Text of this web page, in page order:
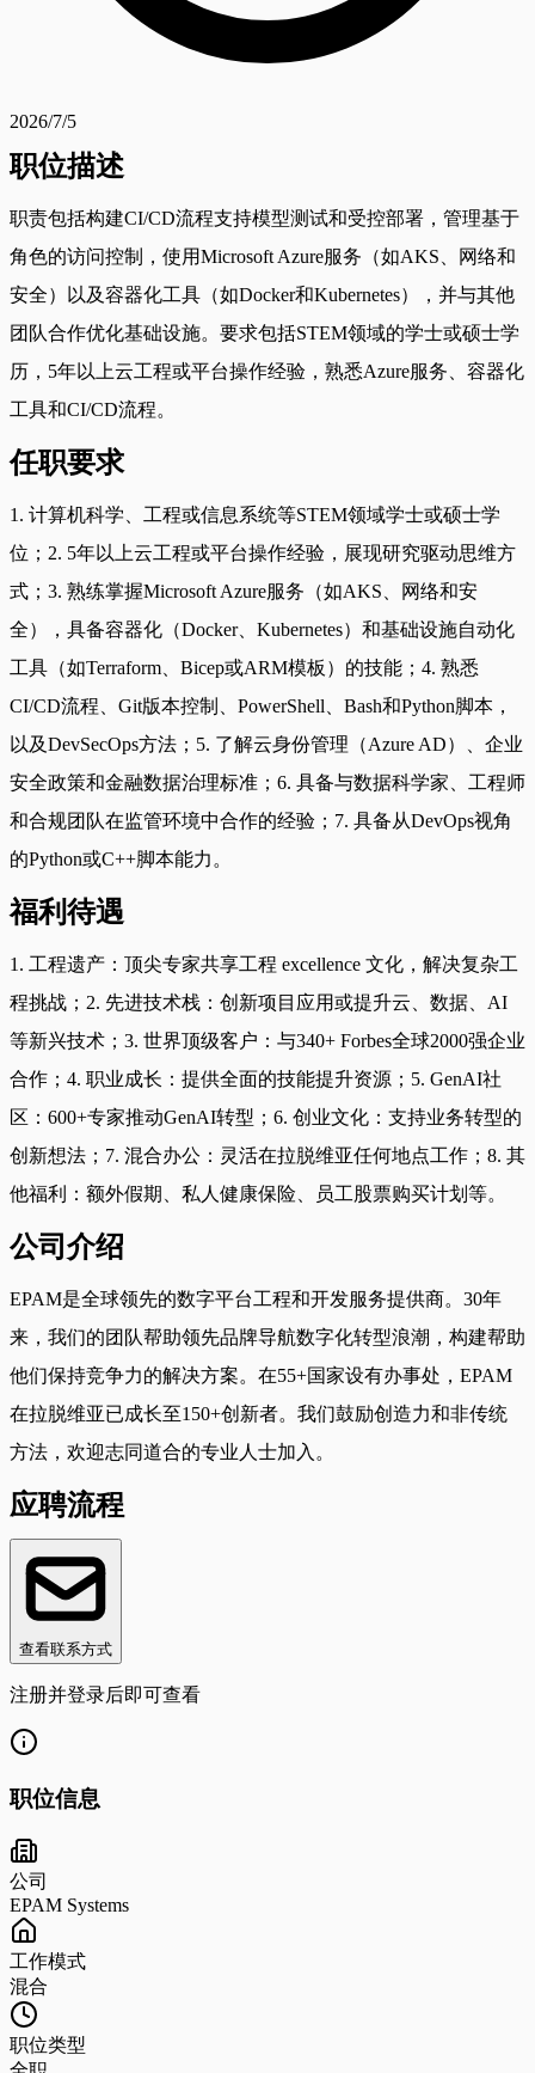
2026/7/5
职位描述
职责包括构建CI/CD流程支持模型测试和受控部署，管理基于
角色的访问控制，使用Microsoft Azure服务（如AKS、网络和
安全）以及容器化工具（如Docker和Kubernetes），并与其他
团队合作优化基础设施。要求包括STEM领域的学士或硕士学
历，5年以上云工程或平台操作经验，熟悉Azure服务、容器化
工具和CI/CD流程。
任职要求
1. 计算机科学、工程或信息系统等STEM领域学士或硕士学
位；2. 5年以上云工程或平台操作经验，展现研究驱动思维方
式；3. 熟练掌握Microsoft Azure服务（如AKS、网络和安
全），具备容器化（Docker、Kubernetes）和基础设施自动化
工具（如Terraform、Bicep或ARM模板）的技能；4. 熟悉
CI/CD流程、Git版本控制、PowerShell、Bash和Python脚本，
以及DevSecOps方法；5. 了解云身份管理（Azure AD）、企业
安全政策和金融数据治理标准；6. 具备与数据科学家、工程师
和合规团队在监管环境中合作的经验；7. 具备从DevOps视角
的Python或C++脚本能力。
福利待遇
1. 工程遗产：顶尖专家共享工程 excellence 文化，解决复杂工
程挑战；2. 先进技术栈：创新项目应用或提升云、数据、AI
等新兴技术；3. 世界顶级客户：与340+ Forbes全球2000强企业
合作；4. 职业成长：提供全面的技能提升资源；5. GenAI社
区：600+专家推动GenAI转型；6. 创业文化：支持业务转型的
创新想法；7. 混合办公：灵活在拉脱维亚任何地点工作；8. 其
他福利：额外假期、私人健康保险、员工股票购买计划等。
公司介绍
EPAM是全球领先的数字平台工程和开发服务提供商。30年
来，我们的团队帮助领先品牌导航数字化转型浪潮，构建帮助
他们保持竞争力的解决方案。在55+国家设有办事处，EPAM
在拉脱维亚已成长至150+创新者。我们鼓励创造力和非传统
方法，欢迎志同道合的专业人士加入。
应聘流程
查看联系方式
注册并登录后即可查看
职位信息
公司
EPAM Systems
工作模式
混合
职位类型